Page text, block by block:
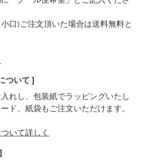
口)ご注文頂いた場合は送料無料と
ついて ]
れし、包装紙でラッピングいたし
ド、紙袋もご注文いただけます。
いて詳しく